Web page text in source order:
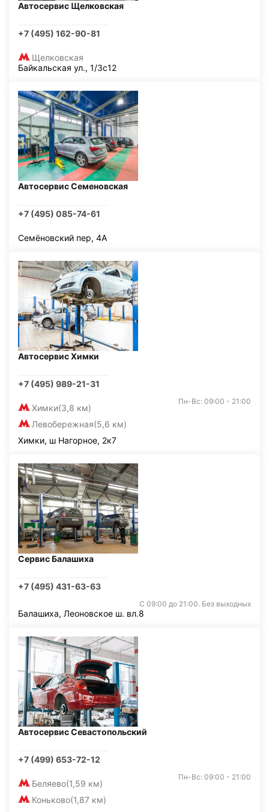
Автосервис Щелковская
+7 (495) 162-90-81
Щелковская
Байкальская ул., 1/3с12
Автосервис Семеновская
+7 (495) 085-74-61
Семёновский пер, 4А
Автосервис Химки
+7 (495) 989-21-31
Химки(3,8 км)
Левобережная(5,6 км)
Пн-Вс: 09:00 - 21:00
Химки, ш Нагорное, 2к7
Сервис Балашиха
+7 (495) 431-63-63
С 09:00 до 21:00. Без выходных
Балашиха, Леоновское ш. вл.8
Автосервис Севастопольский
+7 (499) 653-72-12
Беляево(1,59 км)
Коньково(1,87 км)
Пн-Вс: 09:00 - 21:00